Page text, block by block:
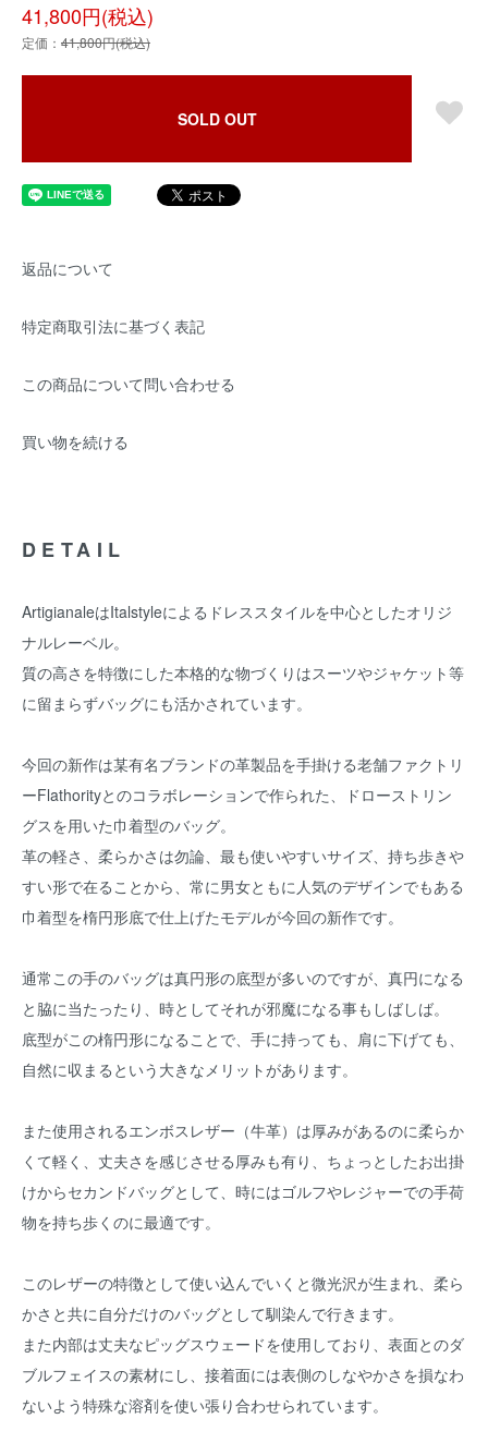
41,800円(税込)
定価： 41,800円(税込)
SOLD OUT
返品について
特定商取引法に基づく表記
この商品について問い合わせる
買い物を続ける
DETAIL
ArtigianaleはItalstyleによるドレススタイルを中心としたオリジ
ナルレーベル。
質の高さを特徴にした本格的な物づくりはスーツやジャケット等
に留まらずバッグにも活かされています。
今回の新作は某有名ブランドの革製品を手掛ける老舗ファクトリ
ーFlathorityとのコラボレーションで作られた、ドローストリン
グスを用いた巾着型のバッグ。
革の軽さ、柔らかさは勿論、最も使いやすいサイズ、持ち歩きや
すい形で在ることから、常に男女ともに人気のデザインでもある
巾着型を楕円形底で仕上げたモデルが今回の新作です。
通常この手のバッグは真円形の底型が多いのですが、真円になる
と脇に当たったり、時としてそれが邪魔になる事もしばしば。
底型がこの楕円形になることで、手に持っても、肩に下げても、
自然に収まるという大きなメリットがあります。
また使用されるエンボスレザー（牛革）は厚みがあるのに柔らか
くて軽く、丈夫さを感じさせる厚みも有り、ちょっとしたお出掛
けからセカンドバッグとして、時にはゴルフやレジャーでの手荷
物を持ち歩くのに最適です。
このレザーの特徴として使い込んでいくと微光沢が生まれ、柔ら
かさと共に自分だけのバッグとして馴染んで行きます。
また内部は丈夫なピッグスウェードを使用しており、表面とのダ
ブルフェイスの素材にし、接着面には表側のしなやかさを損なわ
ないよう特殊な溶剤を使い張り合わせられています。